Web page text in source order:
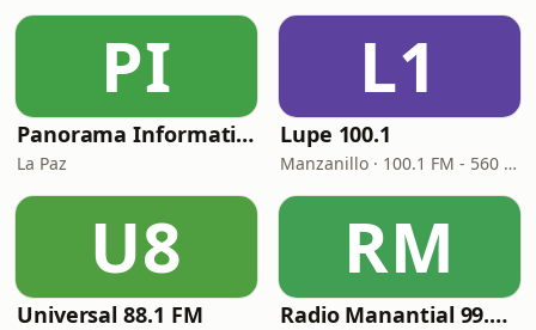
PI
Panorama Informativo
La Paz
L1
Lupe 100.1
Manzanillo · 100.1 FM - 560 AM
U8
Universal 88.1 FM
RM
Radio Manantial 99.5 FM XHTGM